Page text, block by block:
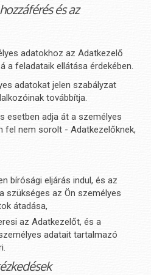
és az
adatokhoz az Adatkezelő
a feladataik ellátása érdekében.
adatokat jelen szabályzat
továbbítja.
esetben adja át a személyes
fel nem sorolt - Adatkezelőknek,
bírósági eljárás indul, és az
szükséges az Ön személyes
átadása,
az Adatkezelőt, és a
adatait tartalmazó